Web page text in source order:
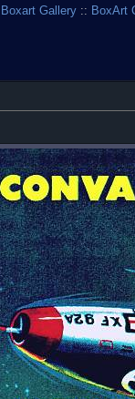
Boxart Gallery :: BoxArt